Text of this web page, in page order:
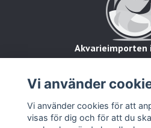
Akvarieimporten
28234
Org.nr:
Vi använder
Vi använder cookies för att
visas för dig och för att du